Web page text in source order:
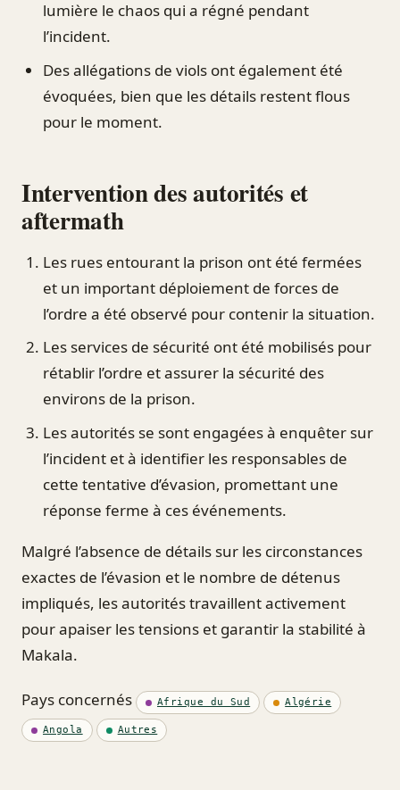
lumière le chaos qui a régné pendant
l’incident.
Des allégations de viols ont également été
évoquées, bien que les détails restent flous
pour le moment.
Intervention des autorités et
aftermath
Les rues entourant la prison ont été fermées
et un important déploiement de forces de
l’ordre a été observé pour contenir la situation.
Les services de sécurité ont été mobilisés pour
rétablir l’ordre et assurer la sécurité des
environs de la prison.
Les autorités se sont engagées à enquêter sur
l’incident et à identifier les responsables de
cette tentative d’évasion, promettant une
réponse ferme à ces événements.
Malgré l’absence de détails sur les circonstances
exactes de l’évasion et le nombre de détenus
impliqués, les autorités travaillent activement
pour apaiser les tensions et garantir la stabilité à
Makala.
Pays concernés Afrique du Sud Algérie
Angola Autres